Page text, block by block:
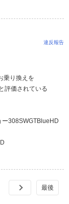
違反報告
乗り換えを
評価されている
ー308SWGTBlueHD